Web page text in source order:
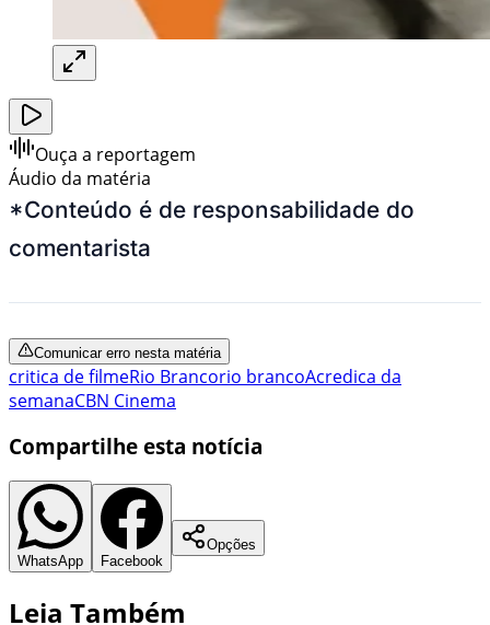
Ouça a reportagem
Áudio da matéria
*Conteúdo é de responsabilidade do
comentarista
Comunicar erro nesta matéria
critica de filmeRio Brancorio brancoAcredica da
semanaCBN Cinema
Compartilhe esta notícia
WhatsApp Facebook
Opções
Leia Também